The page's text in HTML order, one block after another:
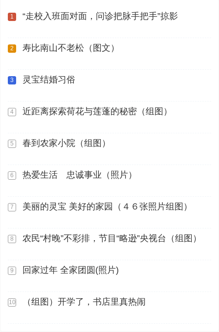
1 “走校入班面对面，问诊把脉手把手”掠影
2 寿比南山不老松（图文）
3 灵宝结婚习俗
4 近距离探索荷花与莲蓬的秘密（组图）
5 春到农家小院（组图）
6 热爱生活 忠诚事业（照片）
7 美丽的灵宝 美好的家园（４６张照片组图）
8 农民“村晚”不彩排，节目“略逊”央视台（组图）
9 回家过年 全家团圆(照片)
10 （组图）开学了，书店里真热闹